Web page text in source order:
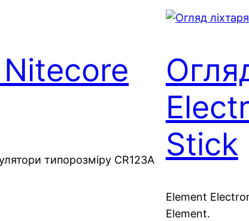
типорозміру CR123A
Stick
Element
Element.